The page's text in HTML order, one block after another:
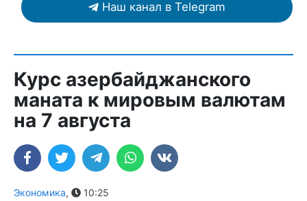
Наш канал в Telegram
Курс азербайджанского
маната к мировым валютам
на 7 августа
Экономика, 10:25